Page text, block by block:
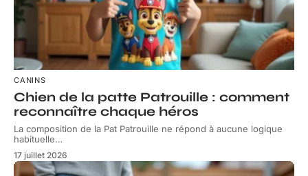
CANINS
Chien de la patte Patrouille : comment
reconnaître chaque héros
La composition de la Pat Patrouille ne répond à aucune logique
habituelle…
17 juillet 2026